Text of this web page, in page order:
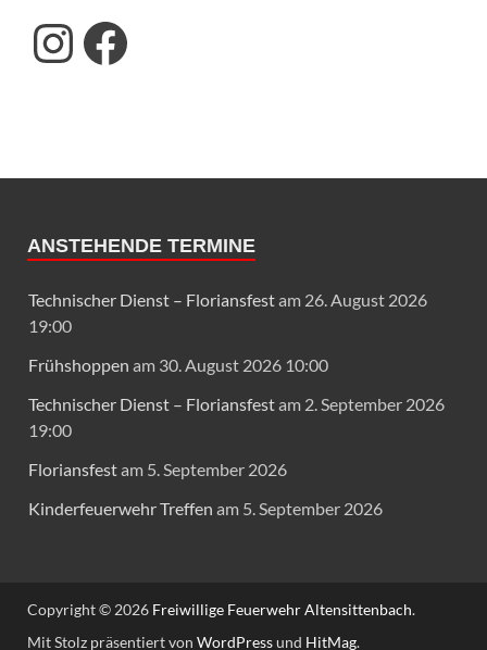
ANSTEHENDE TERMINE
Technischer Dienst – Floriansfestam 26. August 2026
19:00
Frühshoppen am 30. August 2026 10:00
Technischer Dienst – Floriansfestam 2. September 2026
19:00
Floriansfestam 5. September 2026
Kinderfeuerwehr Treffen am 5. September 2026
Copyright © 2026 Freiwillige Feuerwehr Altensittenbach.
Mit Stolz präsentiert von WordPressund HitMag.